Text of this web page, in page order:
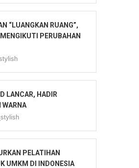
“LUANGKAN RUANG”,
PERUBAHAN
LANCAR, HADIR
PELATIHAN
UMKM DI INDONESIA